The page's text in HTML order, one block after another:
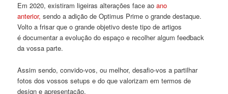
Em 2020, existiram ligeiras alterações face aoano
anterior, sendo a adição de Optimus Prime o grande destaque.
Volto a frisar que o grande objetivo deste tipo de artigos
é documentar a evolução do espaço e recolher algum feedback
da vossa parte.
Assim sendo, convido-vos, ou melhor, desafio-vos a partilhar
fotos dos vossos setups e do que valorizam em termos de
design e apresentação.